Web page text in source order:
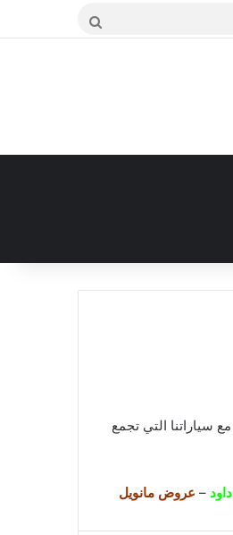
بحث
الأنيقة مع سياراتنا التي تجمع
– عروض مانويل